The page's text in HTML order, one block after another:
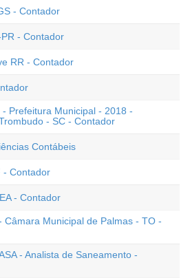
- Contador
- Contador
RR - Contador
Prefeitura Municipal - 2018 -
- SC - Contador
Contábeis
- Contador
- Contador
Câmara Municipal de Palmas - TO -
- Analista de Saneamento -